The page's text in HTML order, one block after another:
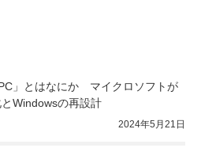
」とはなにか　マイクロソフトが
Windowsの再設計
2024年5月21日